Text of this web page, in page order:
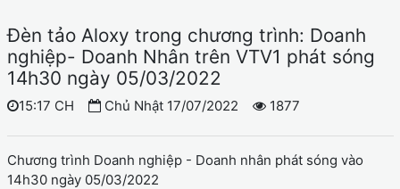
Đèn tảo Aloxy trong chương trình: Doanh
nghiệp- Doanh Nhân trên VTV1 phát sóng
14h30 ngày 05/03/2022
15:17 CH Chủ Nhật 17/07/2022 1877
Chương trình Doanh nghiệp - Doanh nhân phát sóng vào
14h30 ngày 05/03/2022